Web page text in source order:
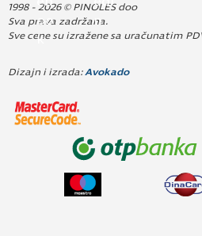
1998 - 2026 © PINOLES doo
Sva prava zadržana.
Sve cene su izražene sa uračunatim
Dizajn i izrada: Avokado